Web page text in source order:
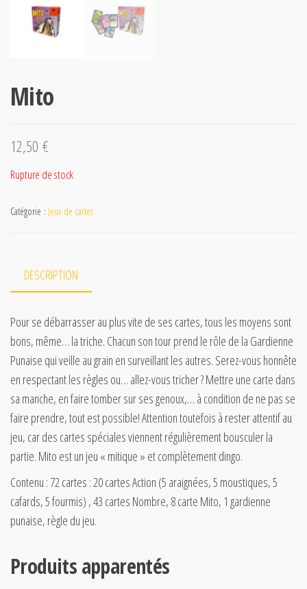
Mito
12,50 €
Rupture de stock
Catégorie : Jeux de cartes
DESCRIPTION
Pour se débarrasser au plus vite de ses cartes, tous les moyens sont
bons, même… la triche. Chacun son tour prend le rôle de la Gardienne
Punaise qui veille au grain en surveillant les autres. Serez-vous honnête
en respectant les règles ou… allez-vous tricher ? Mettre une carte dans
sa manche, en faire tomber sur ses genoux,… à condition de ne pas se
faire prendre, tout est possible! Attention toutefois à rester attentif au
jeu, car des cartes spéciales viennent régulièrement bousculer la
partie. Mito est un jeu « mitique » et complètement dingo.
Contenu : 72 cartes : 20 cartes Action (5 araignées, 5 moustiques, 5
cafards, 5 fourmis) , 43 cartes Nombre, 8 carte Mito, 1 gardienne
punaise, règle du jeu.
Produits apparentés